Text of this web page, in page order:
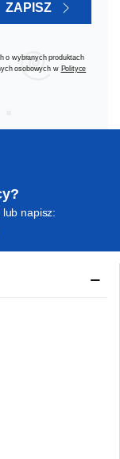
ZAPISZ
o wybranych produktach
osobowych w Polityce
napisz: